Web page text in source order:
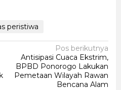
peristiwa
Pos berikutnya
Antisipasi Cuaca Ekstrim,
BPBD Ponorogo Lakukan
Pemetaan Wilayah Rawan
Bencana Alam